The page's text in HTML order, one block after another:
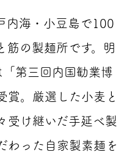
内海・小豆島で100
筋の製麺所です。明
第三回内国勧業博
賞。厳選した小麦と
受け継いだ手延べ製
わった自家製素麺を